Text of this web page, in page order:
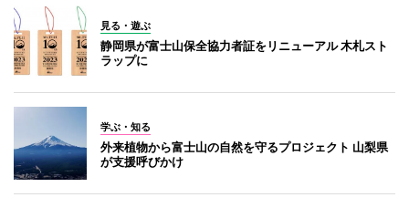
見る・遊ぶ
静岡県が富士山保全協力者証をリニューアル 木札スト
ラップに
学ぶ・知る
外来植物から富士山の自然を守るプロジェクト 山梨県
が支援呼びかけ